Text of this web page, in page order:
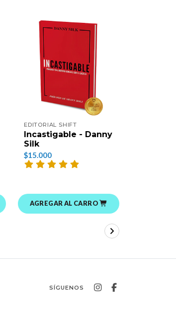
EDITORIAL SHIFT
Incastigable - Danny
Silk
$15.000
AGREGAR AL CARRO
SÍGUENOS